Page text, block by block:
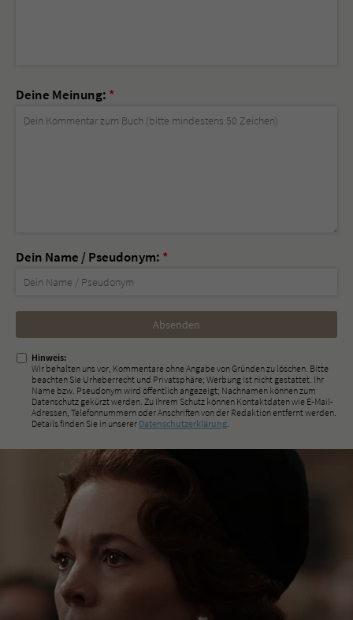
Deine Meinung: *
Dein Name / Pseudonym: *
Nicht
ausfüllen!
Hinweis:
Wir behalten uns vor, Kommentare ohne Angabe von Gründen zu löschen. Bitte
beachten Sie Urheberrecht und Privatsphäre; Werbung ist nicht gestattet. Ihr
Name bzw. Pseudonym wird öffentlich angezeigt; Nachnamen können zum
Datenschutz gekürzt werden. Zu Ihrem Schutz können Kontaktdaten wie E-Mail-
Adressen, Telefonnummern oder Anschriften von der Redaktion entfernt werden.
Details finden Sie in unserer Datenschutzerklärung.